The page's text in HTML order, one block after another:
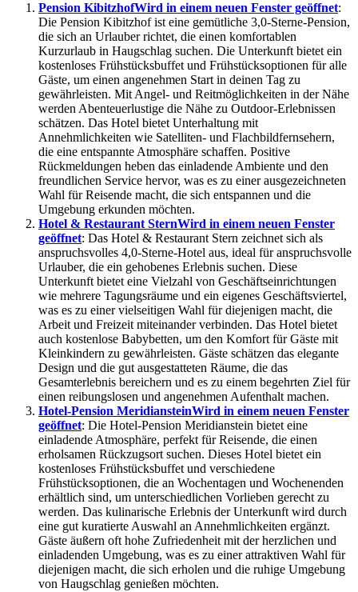
Pension KibitzhofWird in einem neuen Fenster geöffnet:
Die Pension Kibitzhof ist eine gemütliche 3,0-Sterne-Pension,
die sich an Urlauber richtet, die einen komfortablen
Kurzurlaub in Haugschlag suchen. Die Unterkunft bietet ein
kostenloses Frühstücksbuffet und Frühstücksoptionen für alle
Gäste, um einen angenehmen Start in deinen Tag zu
gewährleisten. Mit Angel- und Reitmöglichkeiten in der Nähe
werden Abenteuerlustige die Nähe zu Outdoor-Erlebnissen
schätzen. Das Hotel bietet Unterhaltung mit
Annehmlichkeiten wie Satelliten- und Flachbildfernsehern,
die eine entspannte Atmosphäre schaffen. Positive
Rückmeldungen heben das einladende Ambiente und den
freundlichen Service hervor, was es zu einer ausgezeichneten
Wahl für Reisende macht, die sich entspannen und die
Umgebung erkunden möchten.
Hotel & Restaurant SternWird in einem neuen Fenster
geöffnet: Das Hotel & Restaurant Stern zeichnet sich als
anspruchsvolles 4,0-Sterne-Hotel aus, ideal für anspruchsvolle
Urlauber, die ein gehobenes Erlebnis suchen. Diese
Unterkunft bietet eine Vielzahl von Geschäftseinrichtungen
wie mehrere Tagungsräume und ein eigenes Geschäftsviertel,
was es zu einer vielseitigen Wahl für diejenigen macht, die
Arbeit und Freizeit miteinander verbinden. Das Hotel bietet
auch kostenlose Babybetten, um den Komfort für Gäste mit
Kleinkindern zu gewährleisten. Gäste schätzen das elegante
Design und die gut ausgestatteten Räume, die das
Gesamterlebnis bereichern und es zu einem begehrten Ziel für
einen reibungslosen und angenehmen Aufenthalt machen.
Hotel-Pension MeridiansteinWird in einem neuen Fenster
geöffnet: Die Hotel-Pension Meridianstein bietet eine
einladende Atmosphäre, perfekt für Reisende, die einen
erholsamen Rückzugsort suchen. Dieses Hotel bietet ein
kostenloses Frühstücksbuffet und verschiedene
Frühstücksoptionen, die an Wochentagen und Wochenenden
erhältlich sind, um unterschiedlichen Vorlieben gerecht zu
werden. Das kulinarische Erlebnis der Unterkunft wird durch
eine gut kuratierte Auswahl an Annehmlichkeiten ergänzt.
Gäste äußern oft hohe Zufriedenheit mit der herzlichen und
einladenden Umgebung, was es zu einer attraktiven Wahl für
diejenigen macht, die sich erholen und die ruhige Umgebung
von Haugschlag genießen möchten.